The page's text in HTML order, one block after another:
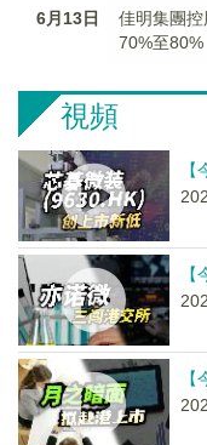
6月13日
佳明集團
70%至80%
視頻